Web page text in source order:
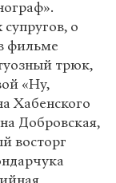
о
фильме
трюк,
«Ну,
Хабенского
Добровская,
восторг